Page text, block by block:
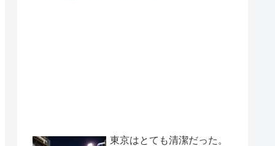
東京はとても清潔だった。